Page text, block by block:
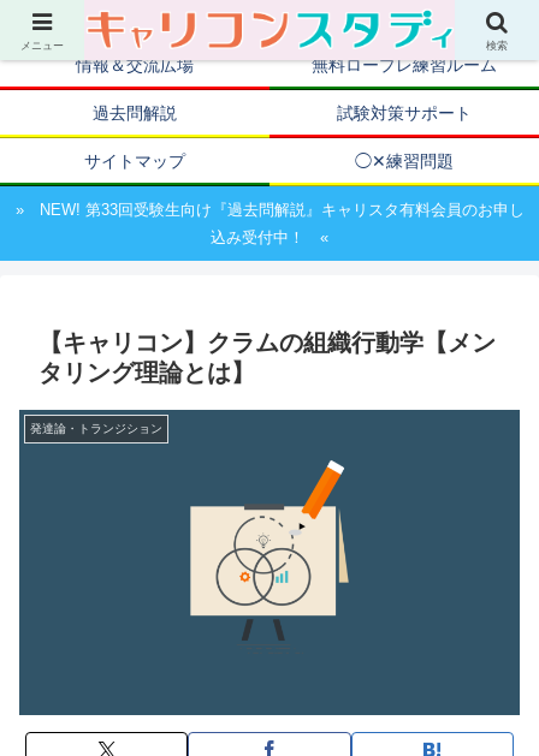
キャリアコンサルタント資格取得のための試験対策ポータルサイト
情報＆交流広場 無料ロープレ練習ルーム
過去問解説 試験対策サポート
サイトマップ ◯✕練習問題
» NEW! 第33回受験生向け『過去問解説』キャリスタ有料会員のお申し
込み受付中！ «
【キャリコン】クラムの組織行動学【メン
タリング理論とは】
発達論・トランジション
メニュー 検索